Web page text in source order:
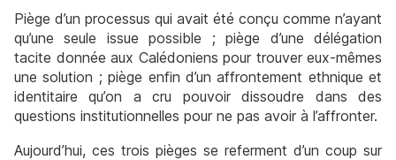
Piège d’un processus qui avait été conçu comme n’ayant
qu’une seule issue possible ; piège d’une délégation
tacite donnée aux Calédoniens pour trouver eux-mêmes
une solution ; piège enfin d’un affrontement ethnique et
identitaire qu’on a cru pouvoir dissoudre dans des
questions institutionnelles pour ne pas avoir à l’affronter.
Aujourd’hui, ces trois pièges se referment d’un coup sur